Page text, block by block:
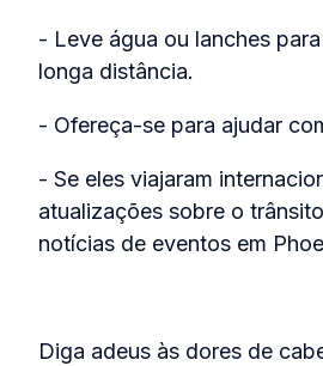
- Leve água ou lanches
longa distância.
- Ofereça-se para ajudar
- Se eles viajaram
atualizações sobre o
notícias de eventos em
Diga adeus às dores de